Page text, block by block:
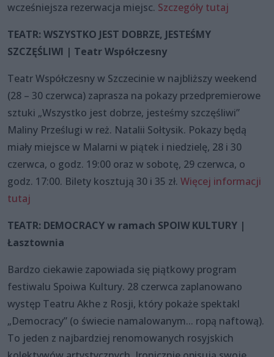
wcześniejsza rezerwacja miejsc. Szczegóły tutaj
TEATR: WSZYSTKO JEST DOBRZE, JESTEŚMY
SZCZĘŚLIWI | Teatr Współczesny
Teatr Współczesny w Szczecinie w najbliższy weekend
(28 – 30 czerwca) zaprasza na pokazy przedpremierowe
sztuki „Wszystko jest dobrze, jesteśmy szczęśliwi”
Maliny Prześlugi w reż. Natalii Sołtysik. Pokazy będą
miały miejsce w Malarni w piątek i niedzielę, 28 i 30
czerwca, o godz. 19:00 oraz w sobotę, 29 czerwca, o
godz. 17:00. Bilety kosztują 30 i 35 zł. Więcej informacji
tutaj
TEATR: DEMOCRACY w ramach SPOIW KULTURY |
Łasztownia
Bardzo ciekawie zapowiada się piątkowy program
festiwalu Spoiwa Kultury. 28 czerwca zaplanowano
występ Teatru Akhe z Rosji, który pokaże spektakl
„Democracy” (o świecie namalowanym... ropą naftową).
To jeden z najbardziej renomowanych rosyjskich